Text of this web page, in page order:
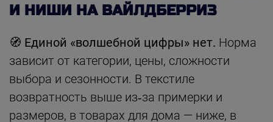
И НИШИ НА ВАЙЛДБЕРРИЗ
🧭 Единой «волшебной цифры» нет. Норма
зависит от категории, цены, сложности
выбора и сезонности. В текстиле
возвратность выше из‑за примерки и
размеров, в товарах для дома — ниже, в